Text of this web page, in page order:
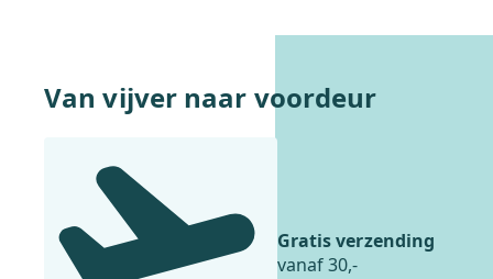
Van vijver naar voordeur
Gratis verzending
vanaf 30,-